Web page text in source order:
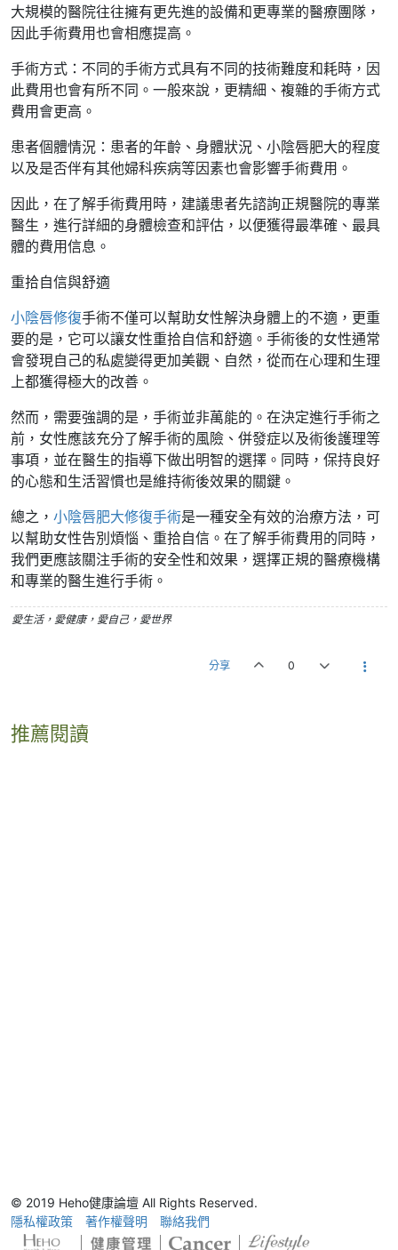
大規模的醫院往往擁有更先進的設備和更專業的醫療團隊，
因此手術費用也會相應提高。
手術方式：不同的手術方式具有不同的技術難度和耗時，因
此費用也會有所不同。一般來說，更精細、複雜的手術方式
費用會更高。
患者個體情況：患者的年齡、身體狀況、小陰唇肥大的程度
以及是否伴有其他婦科疾病等因素也會影響手術費用。
因此，在了解手術費用時，建議患者先諮詢正規醫院的專業
醫生，進行詳細的身體檢查和評估，以便獲得最準確、最具
體的費用信息。
重拾自信與舒適
小陰唇修復手術不僅可以幫助女性解決身體上的不適，更重
要的是，它可以讓女性重拾自信和舒適。手術後的女性通常
會發現自己的私處變得更加美觀、自然，從而在心理和生理
上都獲得極大的改善。
然而，需要強調的是，手術並非萬能的。在決定進行手術之
前，女性應該充分了解手術的風險、併發症以及術後護理等
事項，並在醫生的指導下做出明智的選擇。同時，保持良好
的心態和生活習慣也是維持術後效果的關鍵。
總之， 小陰唇肥大修復手術是一種安全有效的治療方法，可
以幫助女性告別煩惱、重拾自信。在了解手術費用的同時，
我們更應該關注手術的安全性和效果，選擇正規的醫療機構
和專業的醫生進行手術。
愛生活，愛健康，愛自己，愛世界
分享 0
推薦閱讀
© 2019 Heho健康論壇 All Rights Reserved.
隱私權政策
著作權聲明 聯絡我們